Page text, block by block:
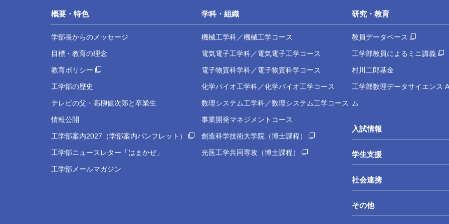
概要・特色
学部長からのメッセージ
目標・教育の理念
教育ポリシー
工学部の歴史
テレビの父・高柳健次郎と卒業生
情報公開
工学部案内2027（学部案内パンフレット）
工学部ニュースレター「はまかぜ」
工学部メールマガジン
学科・組織
機械工学科／機械工学コース
電気電子工学科／電気電子工学コース
電子物質科学科／電子物質科学コース
化学バイオ工学科／化学バイオ工学コース
数理システム工学科／数理システム工学コース
事業開発マネジメントコース
創造科学技術大学院（博士課程）
光医工学共同専攻（博士課程）
研究・教育
教員データベース
工学部教員によるミニ講義
村川二郎基金
工学部数理データサイエンス
ム
入試情報
学生支援
社会連携
その他